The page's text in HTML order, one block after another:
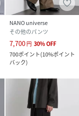
NANO universe
その他のパンツ
7,700円 30%OFF
700ポイント(10%ポイント
バック)